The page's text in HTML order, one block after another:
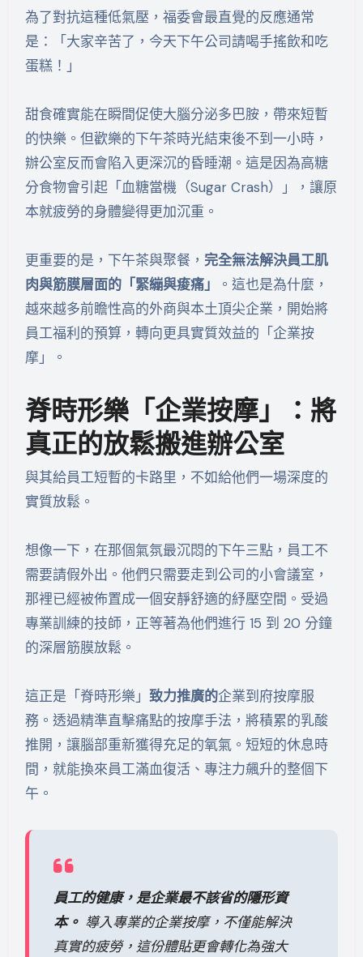
為了對抗這種低氣壓，福委會最直覺的反應通常
是：「大家辛苦了，今天下午公司請喝手搖飲和吃
蛋糕！」
甜食確實能在瞬間促使大腦分泌多巴胺，帶來短暫
的快樂。但歡樂的下午茶時光結束後不到一小時，
辦公室反而會陷入更深沉的昏睡潮。這是因為高糖
分食物會引起「血糖當機（Sugar Crash）」，讓原
本就疲勞的身體變得更加沉重。
更重要的是，下午茶與聚餐， 完全無法解決員工肌
肉與筋膜層面的「緊繃與痠痛」
。這也是為什麼，
越來越多前瞻性高的外商與本土頂尖企業，開始將
員工福利的預算，轉向更具實質效益的「企業按
摩」。
脊時形樂「企業按摩」：將
真正的放鬆搬進辦公室
與其給員工短暫的卡路里，不如給他們一場深度的
實質放鬆。
想像一下，在那個氣氛最沉悶的下午三點，員工不
需要請假外出。他們只需要走到公司的小會議室，
那裡已經被佈置成一個安靜舒適的紓壓空間。受過
專業訓練的技師，正等著為他們進行 15 到 20 分鐘
的深層筋膜放鬆。
這正是「脊時形樂」 致力推廣的企業到府按摩服
務。透過精準直擊痛點的按摩手法，將積累的乳酸
推開，讓腦部重新獲得充足的氧氣。短短的休息時
間，就能換來員工滿血復活、專注力飆升的整個下
午。
員工的健康，是企業最不該省的隱形資
本。 導入專業的企業按摩，不僅能解決
真實的疲勞，這份體貼更會轉化為強大